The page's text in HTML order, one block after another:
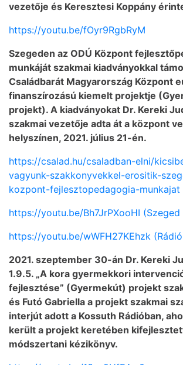
vezetője és Keresztesi Koppány
https://youtu.be/fOyr9RgbRyM
Szegeden az ODÚ Központ
munkáját szakmai kiadványokkal
Családbarát Magyarország Központ
finanszírozású kiemelt projektje
projekt). A kiadványokat Dr. Kereki
szakmai vezetője adta át a központ
helyszínen, 2021. július 21-én.
https://csalad.hu/csaladban-elni/
vagyunk-szakkonyvekkel-erositik-
kozpont-fejlesztopedagogia-munkajat
https://youtu.be/Bh7JrPXooHI (Szeged
https://youtu.be/wWFH27KEhzk
2021. szeptember 30-án Dr. Kereki
1.9.5. „A kora gyermekkori
fejlesztése” (Gyermekút) projekt
és Futó Gabriella a projekt szakmai
interjút adott a Kossuth Rádióban,
került a projekt keretében
módszertani kézikönyv.